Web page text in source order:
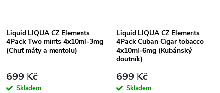
Liquid LIQUA CZ Elements
4Pack Two mints 4x10ml-3mg
(Chuť máty a mentolu)
699 Kč
Skladem
Liquid LIQUA CZ Elements
4Pack Cuban Cigar tobacco
4x10ml-6mg (Kubánský
doutník)
699 Kč
Skladem